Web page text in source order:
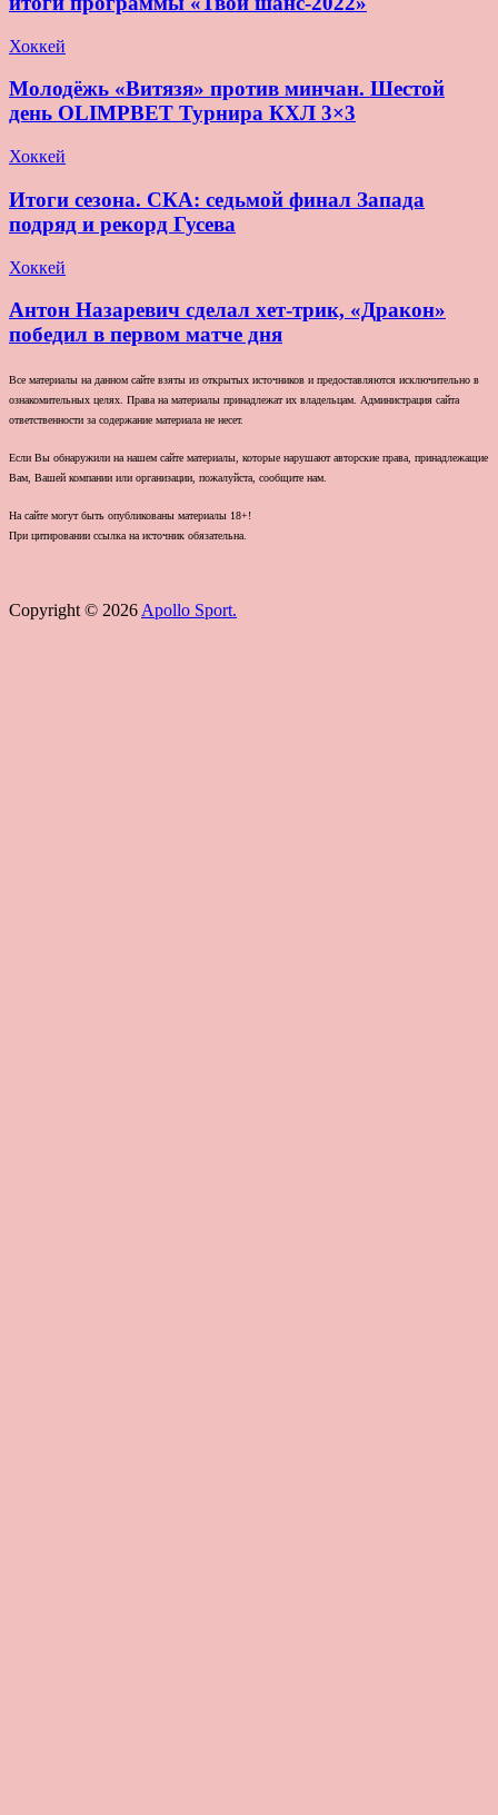
Хоккей
Молодёжь «Витязя» против минчан. Шестой
день OLIMPBET Турнира КХЛ 3×3
Хоккей
Итоги сезона. СКА: седьмой финал Запада
подряд и рекорд Гусева
Хоккей
Антон Назаревич сделал хет-трик, «Дракон»
победил в первом матче дня
Все материалы на данном сайте взяты из открытых источников и предоставляются исключительно в
ознакомительных целях. Права на материалы принадлежат их владельцам. Администрация сайта
ответственности за содержание материала не несет.
Если Вы обнаружили на нашем сайте материалы, которые нарушают авторские права, принадлежащие
Вам, Вашей компании или организации, пожалуйста, сообщите нам.
На сайте могут быть опубликованы материалы 18+!
При цитировании ссылка на источник обязательна.
Copyright © 2026 Apollo Sport.